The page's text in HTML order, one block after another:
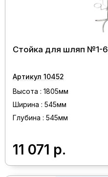
Стойка для шляп №1-
Артикул 10452
Высота : 1805мм
Ширина : 545мм
Глубина : 545мм
11 071 р.